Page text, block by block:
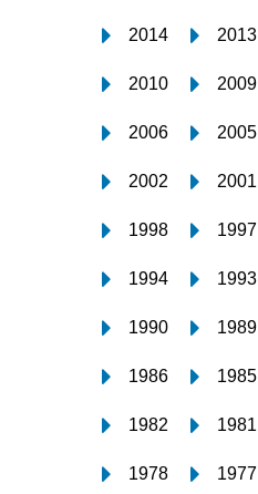
2014 2013
2010 2009
2006 2005
2002 2001
1998 1997
1994 1993
1990 1989
1986 1985
1982 1981
1978 1977